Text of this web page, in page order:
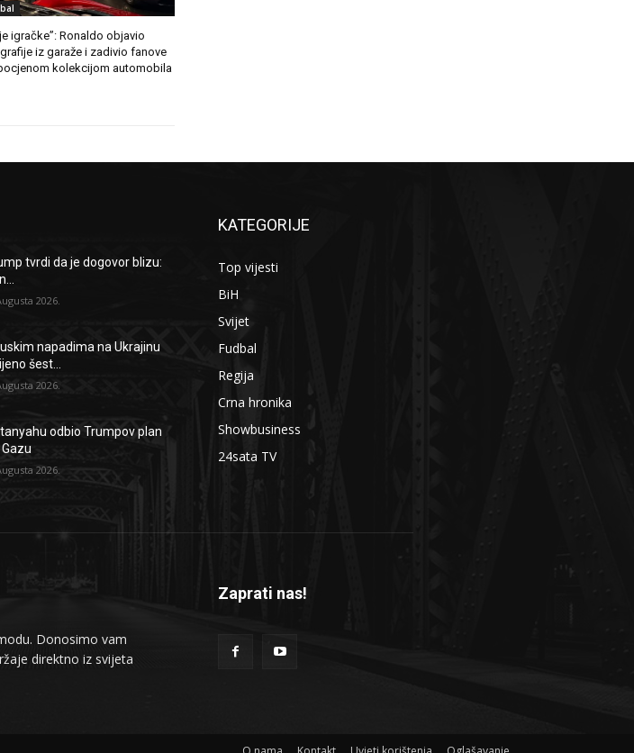
igračke”: Ronaldo objavio
iz garaže i zadivio fanove
kolekcijom automobila
tvrdi da je dogovor blizu:
2026.
napadima na Ukrajinu
šest...
2026.
odbio Trumpov plan
2026.
KATEGORIJE
Top vijesti
BiH
Svijet
Fudbal
Regija
Crna hronika
Showbusiness
24sata TV
Donosimo vam
direktno iz svijeta
Zaprati nas!